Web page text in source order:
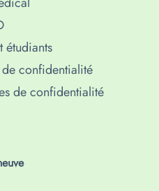
étudiants
confidentialité
de confidentialité